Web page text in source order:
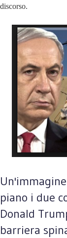
discorso.
piano i due
Donald
barriera